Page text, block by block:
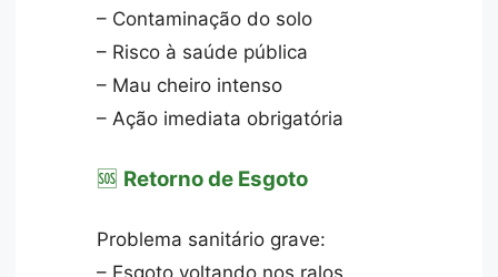
– Contaminação do solo
– Risco à saúde pública
– Mau cheiro intenso
– Ação imediata obrigatória
🆘 Retorno de Esgoto
Problema sanitário grave: